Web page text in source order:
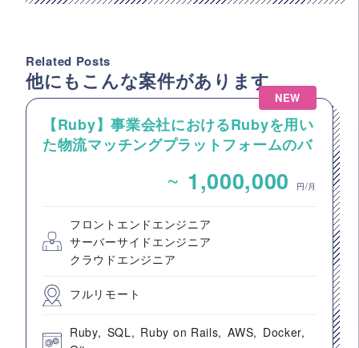
Related Posts
他にもこんな案件があります
NEW
【Ruby】事業会社におけるRubyを用い
た物流マッチングプラットフォームのバ
~ 1,000,000 円/月
フロントエンドエンジニア
サーバーサイドエンジニア
クラウドエンジニア
フルリモート
Ruby SQL Ruby on Rails AWS
Docker